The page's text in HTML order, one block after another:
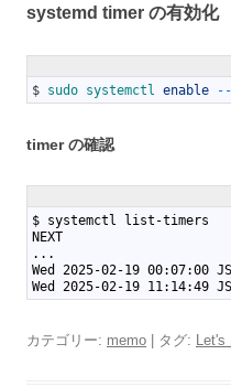
systemd timer の有効化
$ sudo systemctl enable --
timer の確認
$ systemctl list-timers
NEXT
...
Wed 2025-02-19 00:07:00
Wed 2025-02-19 11:14:49
カテゴリー: memo | タグ: Let's